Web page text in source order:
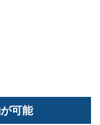
可能